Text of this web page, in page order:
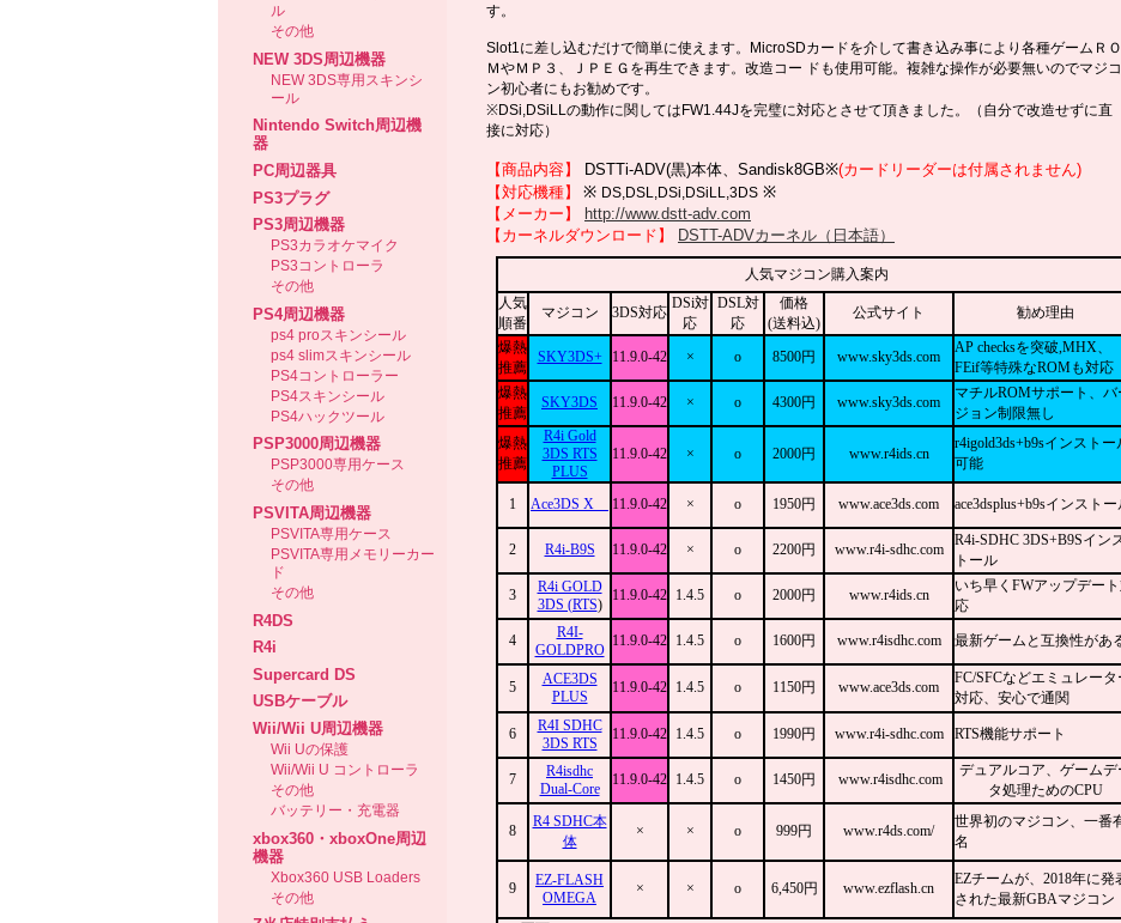
ル
その他
NEW 3DS周辺機器
NEW 3DS専用スキンシ
ール
Nintendo Switch周辺機
器
PC周辺器具
PS3プラグ
PS3周辺機器
PS3カラオケマイク
PS3コントローラ
その他
PS4周辺機器
ps4 proスキンシール
ps4 slimスキンシール
PS4コントローラー
PS4スキンシール
PS4ハックツール
PSP3000周辺機器
PSP3000専用ケース
その他
PSVITA周辺機器
PSVITA専用ケース
PSVITA専用メモリーカー
ド
その他
R4DS
R4i
Supercard DS
USBケーブル
Wii/Wii U周辺機器
Wii Uの保護
Wii/Wii U コントローラ
その他
バッテリー・充電器
xbox360・xboxOne周辺
機器
Xbox360 USB Loaders
その他
す。
Slot1に差し込むだけで簡単に使えます。MicroSDカードを介して書き込み事により各種ゲームＲＯ
ＭやＭＰ３、ＪＰＥＧを再生できます。改造コー ドも使用可能。複雑な操作が必要無いのでマジコ
ン初心者にもお勧めです。
※DSi,DSiLLの動作に関してはFW1.44Jを完璧に対応とさせて頂きました。（自分で改造せずに直
接に対応）
【商品内容】 DSTTi-ADV(黒)本体、 Sandisk8GB※(カードリーダーは付属されません)
【対応機種】
※ DS,DSL,DSi,DSiLL,3DS ※
【メーカー】
http://www.dstt-adv.com
【カーネルダウンロード】
DSTT-ADVカーネル（日本語）